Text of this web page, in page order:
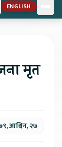
ENGLISH
मृत
आश्विन, २७